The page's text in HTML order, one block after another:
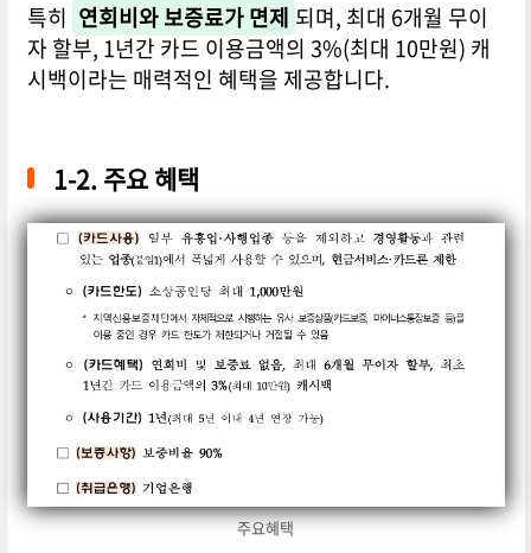
특히 연회비와 보증료가 면제 되며, 최대 6개월 무이
자 할부, 1년간 카드 이용금액의 3%(최대 10만원) 캐
시백이라는 매력적인 혜택을 제공합니다.
1-2. 주요 혜택
주요혜택